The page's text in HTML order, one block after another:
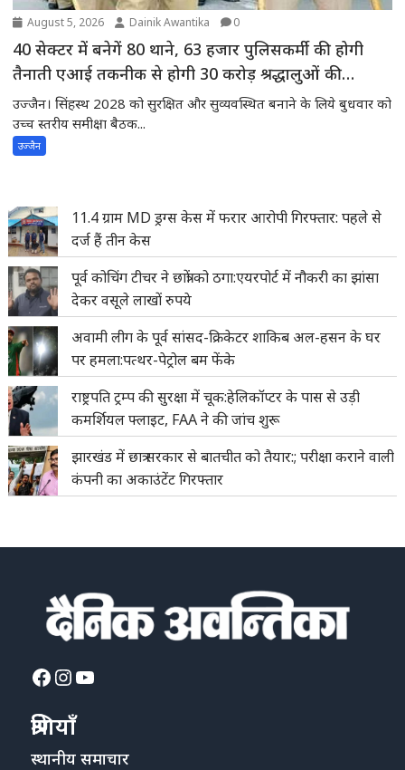
August 5, 2026 Dainik Awantika 0
40 सेक्टर में बनेगें 80 थाने, 63 हजार पुलिसकर्मी की होगी
तैनाती एआई तकनीक से होगी 30 करोड़ श्रद्धालुओं की
निगरानी
उज्जैन। सिंहस्थ 2028 को सुरक्षित और सुव्यवस्थित बनाने के लिये बुधवार को
उच्च स्तरीय समीक्षा बैठक...
उज्जैन
11.4 ग्राम MD ड्रग्स केस में फरार आरोपी गिरफ्तार: पहले से
दर्ज हैं तीन केस
पूर्व कोचिंग टीचर ने छात्रों को ठगा:एयरपोर्ट में नौकरी का झांसा
देकर वसूले लाखों रुपये
अवामी लीग के पूर्व सांसद-क्रिकेटर शाकिब अल-हसन के घर
पर हमला:पत्थर-पेट्रोल बम फेंके
राष्ट्रपति ट्रम्प की सुरक्षा में चूक:हेलिकॉप्टर के पास से उड़ी
कमर्शियल फ्लाइट, FAA ने की जांच शुरू
झारखंड में छात्र सरकार से बातचीत को तैयार:; परीक्षा कराने वाली
कंपनी का अकाउंटेंट गिरफ्तार
Facebook
Instagram
YouTube
श्रेणियाँ
स्थानीय समाचार